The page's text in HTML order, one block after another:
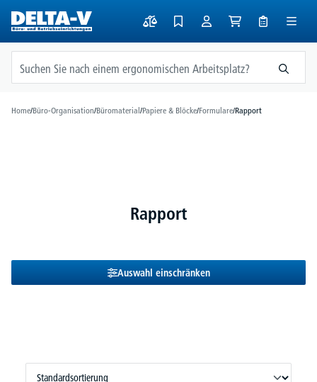
springen
Home/Büro-Organisation/Büromaterial/Papiere & Blöcke/Formulare/Rapport
Rapport
Auswahl einschränken